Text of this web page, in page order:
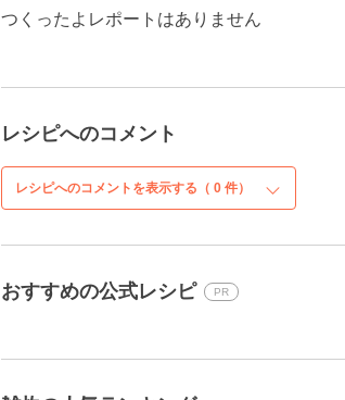
つくったよレポートはありません
レシピへのコメント
レシピへのコメントを表示する（ 0 件）
おすすめの公式レシピ PR